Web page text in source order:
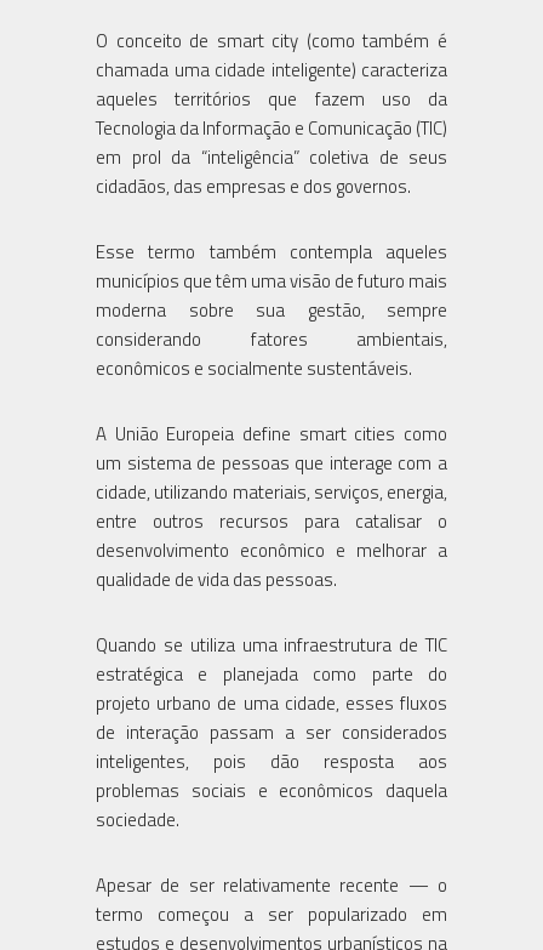
O conceito de smart city (como também é
chamada uma cidade inteligente) caracteriza
aqueles territórios que fazem uso da
Tecnologia da Informação e Comunicação (TIC)
em prol da “inteligência” coletiva de seus
cidadãos, das empresas e dos governos.
Esse termo também contempla aqueles
municípios que têm uma visão de futuro mais
moderna sobre sua gestão, sempre
considerando fatores ambientais,
econômicos e socialmente sustentáveis.
A União Europeia define smart cities como
um sistema de pessoas que interage com a
cidade, utilizando materiais, serviços, energia,
entre outros recursos para catalisar o
desenvolvimento econômico e melhorar a
qualidade de vida das pessoas.
Quando se utiliza uma infraestrutura de TIC
estratégica e planejada como parte do
projeto urbano de uma cidade, esses fluxos
de interação passam a ser considerados
inteligentes, pois dão resposta aos
problemas sociais e econômicos daquela
sociedade.
Apesar de ser relativamente recente — o
termo começou a ser popularizado em
estudos e desenvolvimentos urbanísticos na